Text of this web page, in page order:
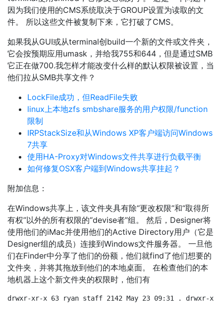
因为我们使用的CMS系统取决于GROUP设置为读取的文
件。 所以这些文件被复制下来，它打破了CMS。
如果我从GUI或从terminal创build一个新的文件或文件夹，
它会按预期应用umask，并给我755和644，但是通过SMB
它正在做700.我怎样才能改变什么样的默认权限被设置，当
他们拉从SMB共享文件？
LockFile成功，但ReadFile失败
linux上本地zfs smbshare服务的用户权限/function
限制
IRPStackSize和从Windows XP客户端访问Windows
7共享
使用HA-Proxy对Windows文件共享进行负载平衡
如何修复OSX客户端到Windows共享挂起？
附加信息：
在Windows共享上，该文件夹具有除“更改权限”和“取得所
有权”以外的所有权限的“devise者”组。 然后，Designer将
使用他们的iMac并使用他们的Active Directory用户（它是
Designer组的成员）连接到Windows文件服务器。 一旦他
们在Finder中分享了他们的份额，他们就find了他们想要的
文件夹，并将其拖放到他们的本地桌面。 在检查他们的本
地机器上这个新文件夹的权限时，他们有
drwxr-xr-x 63 ryan staff 2142 May 23 09:31 . drwxr-